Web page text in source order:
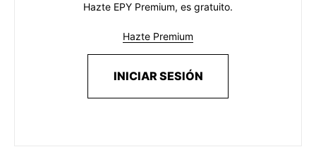
Hazte EPY Premium, es gratuito.
Hazte Premium
INICIAR SESIÓN